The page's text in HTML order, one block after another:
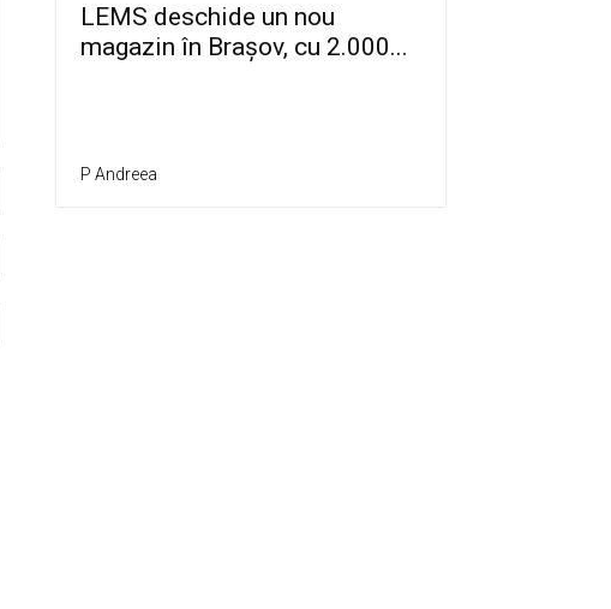
LEMS deschide un nou
magazin în Brașov, cu 2.000...
P Andreea